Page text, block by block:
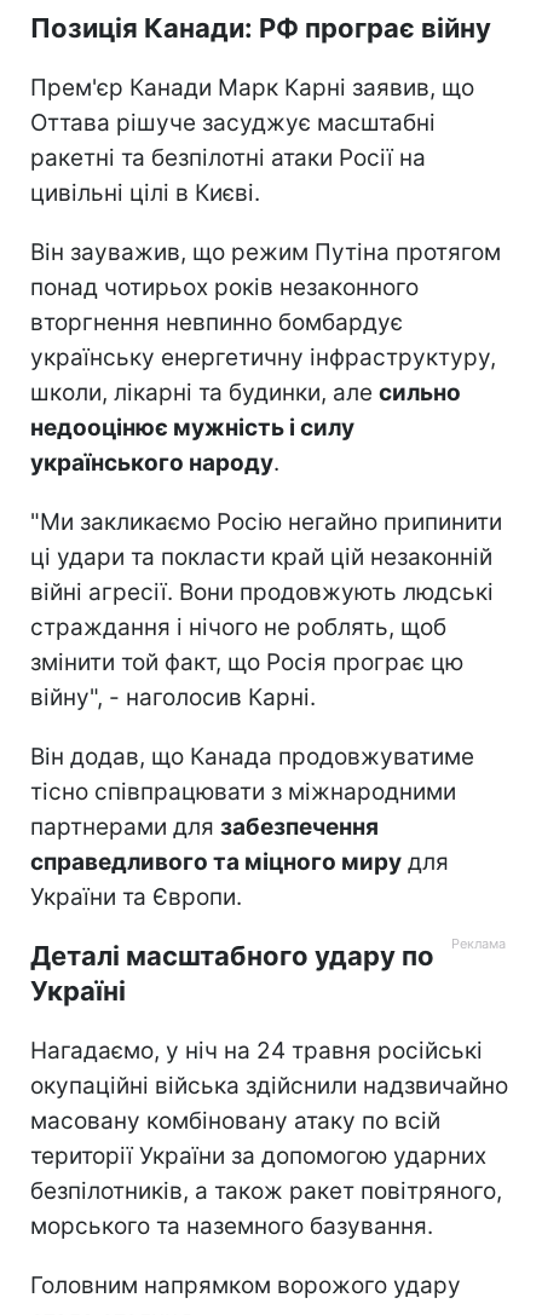
Позиція Канади: РФ програє війну
Прем'єр Канади Марк Карні заявив, що
Оттава рішуче засуджує масштабні
ракетні та безпілотні атаки Росії на
цивільні цілі в Києві.
Він зауважив, що режим Путіна протягом
понад чотирьох років незаконного
вторгнення невпинно бомбардує
українську енергетичну інфраструктуру,
школи, лікарні та будинки, але сильно
недооцінює мужність і силу
українського народу.
"Ми закликаємо Росію негайно припинити
ці удари та покласти край цій незаконній
війні агресії. Вони продовжують людські
страждання і нічого не роблять, щоб
змінити той факт, що Росія програє цю
війну", - наголосив Карні.
Він додав, що Канада продовжуватиме
тісно співпрацювати з міжнародними
партнерами для забезпечення
справедливого та міцного миру для
України та Європи.
Деталі масштабного удару по
Україні
Нагадаємо, у ніч на 24 травня російські
окупаційні війська здійснили надзвичайно
масовану комбіновану атаку по всій
території України за допомогою ударних
безпілотників, а також ракет повітряного,
морського та наземного базування.
Головним напрямком ворожого удару